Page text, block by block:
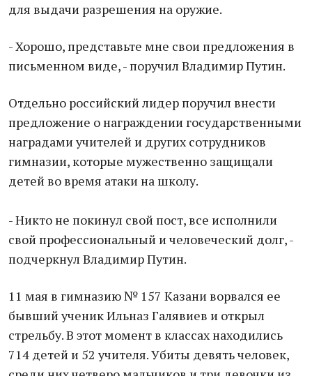
для выдачи разрешения на оружие.
- Хорошо, представьте мне свои предложения в
письменном виде, - поручил Владимир Путин.
Отдельно российский лидер поручил внести
предложение о награждении государственными
наградами учителей и других сотрудников
гимназии, которые мужественно защищали
детей во время атаки на школу.
- Никто не покинул свой пост, все исполнили
свой профессиональный и человеческий долг, -
подчеркнул Владимир Путин.
11 мая в гимназию № 157 Казани ворвался ее
бывший ученик Ильназ Галявиев и открыл
стрельбу. В этот момент в классах находились
714 детей и 52 учителя. Убиты девять человек,